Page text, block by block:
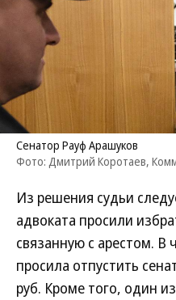
Сенатор Рауф Арашуков
Фото: Дмитрий Коротаев,
Из решения судьи
адвоката просили
связанную с арестом. В
просила отпустить
руб. Кроме того, один